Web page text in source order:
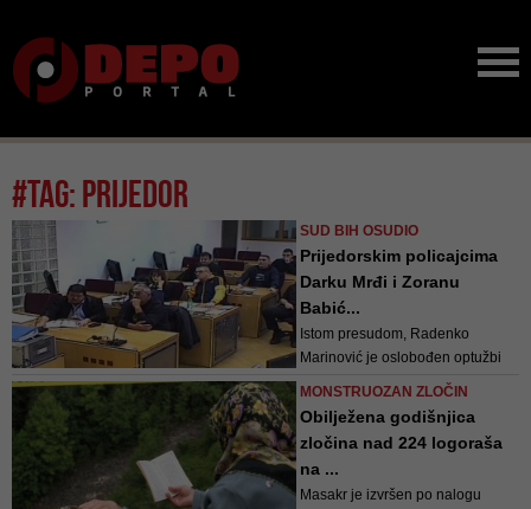
#tag: prijedor
SUD BIH OSUDIO
Prijedorskim policajcima
Darku Mrđi i Zoranu
Babić...
Istom presudom, Radenko
Marinović je oslobođen optužbi
MONSTRUOZAN ZLOČIN
Obilježena godišnjica
zločina nad 224 logoraša
na ...
Masakr je izvršen po nalogu